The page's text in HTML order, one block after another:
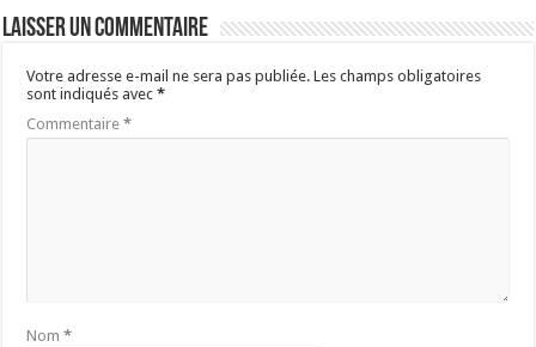
Laisser un commentaire
Votre adresse e-mail ne sera pas publiée. Les champs obligatoires
sont indiqués avec*
Commentaire*
Nom*